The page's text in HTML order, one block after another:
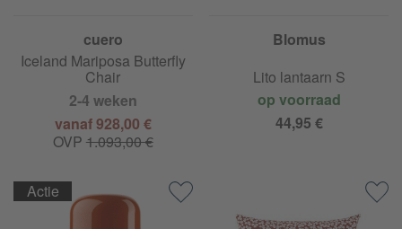
cuero
Iceland Mariposa Butterfly
Chair
2-4 weken
vanaf 928,00 €
OVP 1.093,00 €
Blomus
Lito lantaarn S
op voorraad
44,95 €
Actie